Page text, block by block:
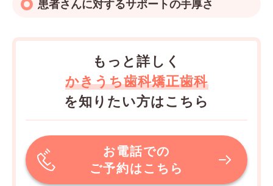
患者さんに対するサポートの手厚さ
もっと詳しく
かきうち歯科矯正歯科
を知りたい方はこちら
お電話での
ご予約はこちら